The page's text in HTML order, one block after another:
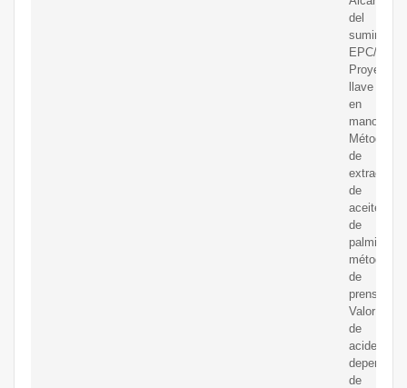
del
suministro:
EPC/
Proyecto
llave
en
mano;
Método
de
extracción
de
aceite
de
palmiste:
método
de
prensa;
Valor
de
acidez:
depende
de